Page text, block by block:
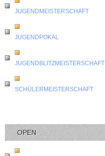
JUGENDMEISTERSCHAFT
JUGENDPOKAL
JUGENDBLITZMEISTERSCHAFT
SCHÜLERMEISTERSCHAFT
OPEN